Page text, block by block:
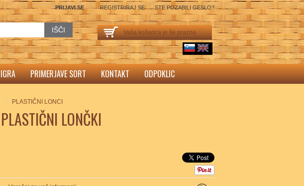
sl English
PRIJAVI SE REGISTRIRAJ SE STE POZABILI GESLO?
Vaša košarica je še prazna
IŠČI
PRIMERJAVE SORT KONTAKT ODPOKLIC
PLASTIČNI LONCI
PLASTIČNI LONČKI